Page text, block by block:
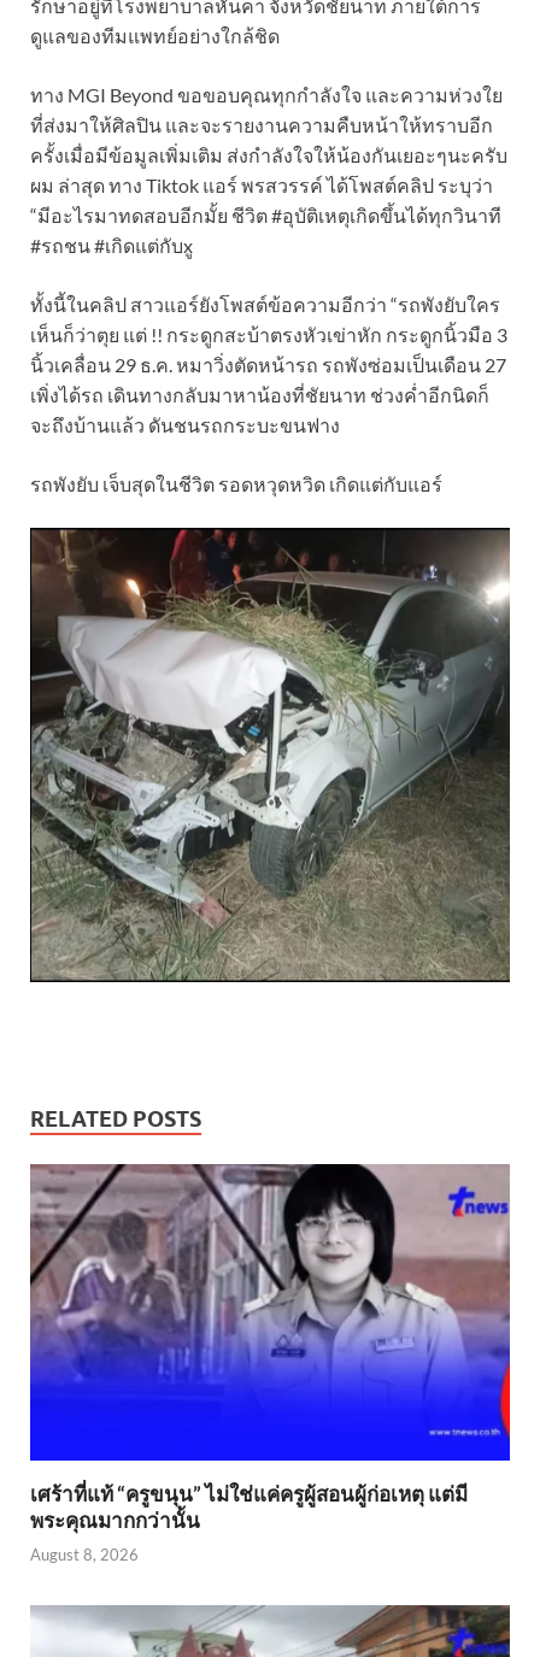
รักษาอยู่ที่โรงพยาบาลหันคา จังหวัดชัยนาท ภายใต้การ
ดูแลของทีมแพทย์อย่างใกล้ชิด
ทาง MGI Beyond ขอขอบคุณทุกกำลังใจ และความห่วงใย
ที่ส่งมาให้ศิลปิน และจะรายงานความคืบหน้าให้ทราบอีก
ครั้งเมื่อมีข้อมูลเพิ่มเติม ส่งกำลังใจให้น้องกันเยอะๆนะครับ
ผม ล่าสุด ทาง Tiktok แอร์ พรสวรรค์ ได้โพสต์คลิป ระบุว่า
“มีอะไรมาทดสอบอีกมั้ย ชีวิต #อุบัติเหตุเกิดขึ้นได้ทุกวินาที
#รถชน #เกิดแต่กับxู
ทั้งนี้ในคลิป สาวแอร์ยังโพสต์ข้อความอีกว่า “รถพังยับใคร
เห็นก็ว่าตุย แต่ !! กระดูกสะบ้าตรงหัวเข่าหัก กระดูกนิ้วมือ 3
นิ้วเคลื่อน 29 ธ.ค. หมาวิ่งตัดหน้ารถ รถพังซ่อมเป็นเดือน 27
เพิ่งได้รถ เดินทางกลับมาหาน้องที่ชัยนาท ช่วงค่ำอีกนิดก็
จะถึงบ้านแล้ว ดันชนรถกระบะขนฟาง
รถพังยับ เจ็บสุดในชีวิต รอดหวุดหวิด เกิดแต่กับแอร์
RELATED POSTS
เศร้าที่แท้ “ครูขนุน” ไม่ใช่แค่ครูผู้สอนผู้ก่อเหตุ แต่มี
พระคุณมากกว่านั้น
August 8, 2026